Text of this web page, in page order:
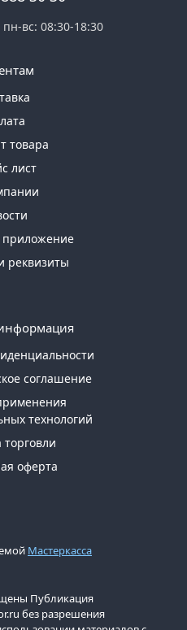
пн-вс: 08:30-18:30
товара
лист
реквизиты
соглашение
технологий
оферта
Мастеркасса
Публикация
без разрешения